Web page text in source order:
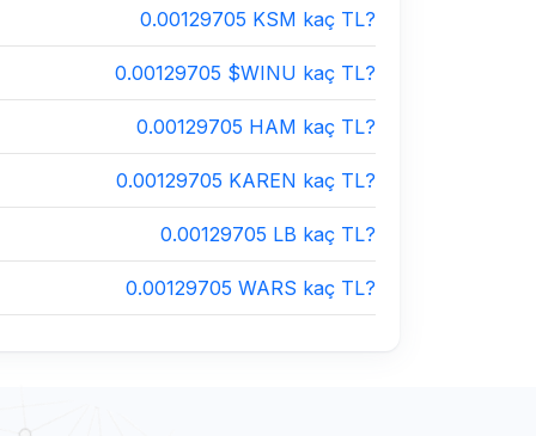
0.00129705 KSM kaç TL?
0.00129705 $WINU kaç TL?
0.00129705 HAM kaç TL?
0.00129705 KAREN kaç TL?
0.00129705 LB kaç TL?
0.00129705 WARS kaç TL?